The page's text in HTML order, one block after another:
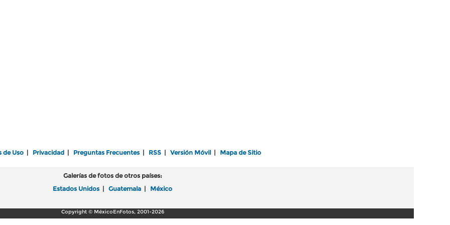
de Uso Privacidad Preguntas Frecuentes RSS Versión Móvil Mapa de Sitio
Galerías de fotos de otros países:
Estados Unidos
Guatemala México
Copyright © MéxicoEnFotos, 2001-2026